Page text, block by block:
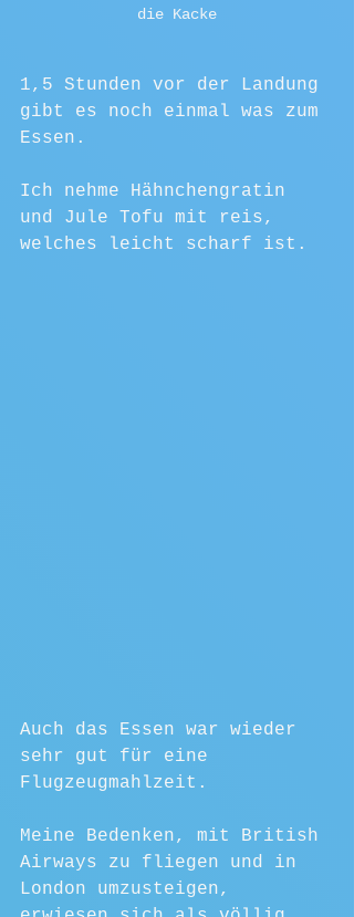
die Kacke
1,5 Stunden vor der Landung
gibt es noch einmal was zum
Essen.
Ich nehme Hähnchengratin
und Jule Tofu mit reis,
welches leicht scharf ist.
Auch das Essen war wieder
sehr gut für eine
Flugzeugmahlzeit.
Meine Bedenken, mit British
Airways zu fliegen und in
London umzusteigen,